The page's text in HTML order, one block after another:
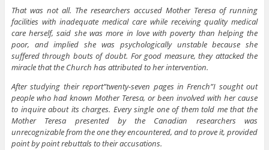
That was not all. The researchers accused Mother Teresa of running
facilities with inadequate medical care while receiving quality medical
care herself, said she was more in love with poverty than helping the
poor, and implied she was psychologically unstable because she
suffered through bouts of doubt. For good measure, they attacked the
miracle that the Church has attributed to her intervention.
After studying their report”twenty-seven pages in French”I sought out
people who had known Mother Teresa, or been involved with her cause
to inquire about its charges. Every single one of them told me that the
Mother Teresa presented by the Canadian researchers was
unrecognizable from the one they encountered, and to prove it, provided
point by point rebuttals to their accusations.